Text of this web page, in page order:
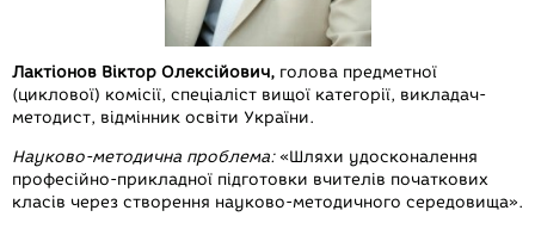
Лактіонов Віктор Олексійович, голова предметної
(циклової) комісії, спеціаліст вищої категорії, викладач-
методист, відмінник освіти України.
Науково-методична проблема:«Шляхи удосконалення
професійно-прикладної підготовки вчителів початкових
класів через створення науково-методичного середовища».